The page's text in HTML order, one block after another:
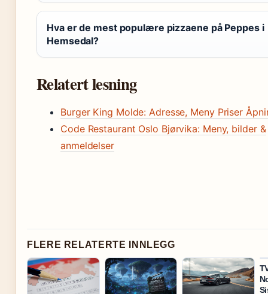
Hva er de mest populære pizzaene på Peppes i
Hemsedal?
Relatert lesning
Burger King Molde: Adresse, Meny Priser
Code Restaurant Oslo Bjørvika: Meny, bilder &
anmeldelser
FLERE RELATERTE INNLEGG